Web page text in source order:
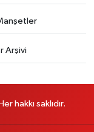
Arşivi
hakkı saklıdır.